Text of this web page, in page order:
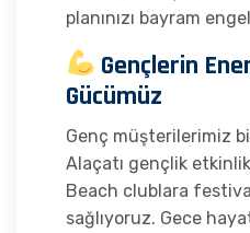
planınızı bayram
Gençlerin
Gücümüz
Genç müşterilerimiz
Alaçatı gençlik
Beach clublara
sağlıyoruz. Gece